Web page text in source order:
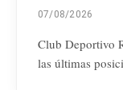
07/08/2026
Club Deportivo
las últimas